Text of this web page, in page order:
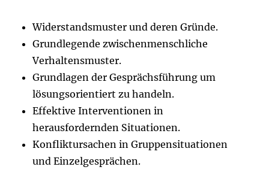
Widerstandsmuster und deren Gründe.
Grundlegende zwischenmenschliche
Verhaltensmuster.
Grundlagen der Gesprächsführung um
lösungsorientiert zu handeln.
Effektive Interventionen in
herausfordernden Situationen.
Konfliktursachen in Gruppensituationen
und Einzelgesprächen.